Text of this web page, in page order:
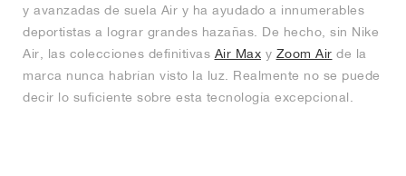
y avanzadas de suela Air y ha ayudado a innumerables
deportistas a lograr grandes hazañas. De hecho, sin Nike
Air, las colecciones definitivas Air Max y Zoom Air de la
marca nunca habrían visto la luz. Realmente no se puede
decir lo suficiente sobre esta tecnología excepcional.